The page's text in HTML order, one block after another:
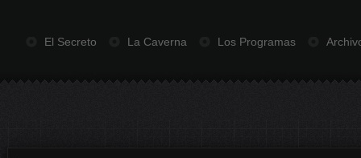
El Secreto La Caverna Los Programas